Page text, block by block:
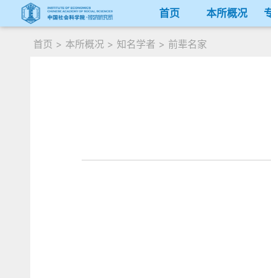
首页 本所概况
首页 > 本所概况 > 知名学者 > 前辈名家